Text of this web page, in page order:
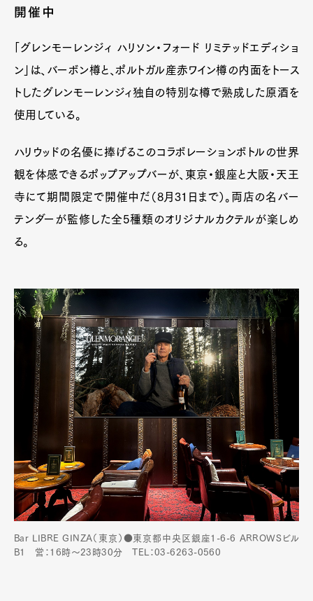
開催中
「グレンモーレンジィ ハリソン・フォード リミテッドエディショ
ン」は、バーボン樽と、ポルトガル産赤ワイン樽の内面をトース
トしたグレンモーレンジィ独自の特別な樽で熟成した原酒を
使用している。
ハリウッドの名優に捧げるこのコラボレーションボトルの世界
観を体感できるポップアップバーが、東京・銀座と大阪・天王
寺にて期間限定で開催中だ（8月31日まで）。両店の名バー
テンダーが監修した全5種類のオリジナルカクテルが楽しめ
る。
Bar LIBRE GINZA（東京）●東京都中央区銀座1-6-6 ARROWSビル
B1 営：16時～23時30分 TEL：03-6263-0560